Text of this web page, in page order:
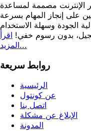
الإنترنت مصممة لمساعدة
على إنجاز المهام بسرعة
الجودة وسهلة الاستخدام
بدون رسوم خفي! اقرأ
المزيد...
روابط سريعة
الرئيسية
عن كونتول
اتصل بنا
الإبلاغ عن مشكلة
المدونة